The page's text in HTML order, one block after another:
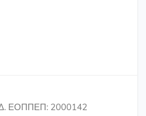
ΕΟΠΠΕΠ: 2000142